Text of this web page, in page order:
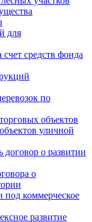
для
средств фонда
по
объектов
уличной
о развитии
о
под коммерческое
развитие